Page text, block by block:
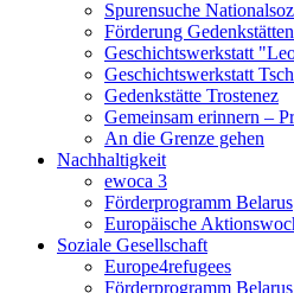
Spurensuche
Förderung
Geschichtswerkstatt
Geschichtswerkstatt
Gedenkstätte Trostenez
Gemeinsam erinnern –
An die Grenze gehen
Nachhaltigkeit
ewoca 3
Förderprogramm Belarus
Europäische
Soziale Gesellschaft
Europe4refugees
Förderprogramm Belarus